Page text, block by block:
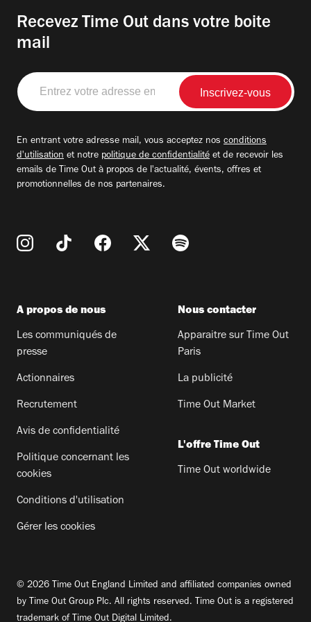
Recevez Time Out dans votre boite
mail
Entrez
votre
adresse
En entrant votre adresse mail, vous acceptez nos conditions
d'utilisation et notre politique de confidentialité et de recevoir les
emails de Time Out à propos de l'actualité, évents, offres et
promotionnelles de nos partenaires.
A propos de nous
Les communiqués de
presse
Actionnaires
Recrutement
Avis de confidentialité
Politique concernant les
cookies
Conditions d'utilisation
Gérer les cookies
Nous contacter
Apparaitre sur Time Out
Paris
La publicité
Time Out Market
L'offre Time Out
Time Out worldwide
© 2026 Time Out England Limited and affiliated companies owned
by Time Out Group Plc. All rights reserved. Time Out is a registered
trademark of Time Out Digital Limited.